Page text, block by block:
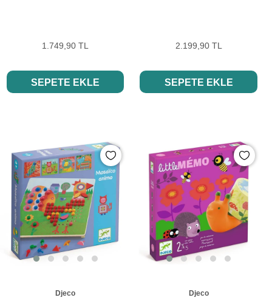
1.749,90 TL
SEPETE EKLE
2.199,90 TL
SEPETE EKLE
Djeco Djeco